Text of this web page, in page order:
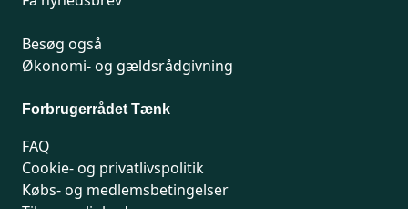
Besøg også
Økonomi- og gældsrådgivning
Forbrugerrådet Tænk
FAQ
Cookie- og privatlivspolitik
Købs- og medlemsbetingelser